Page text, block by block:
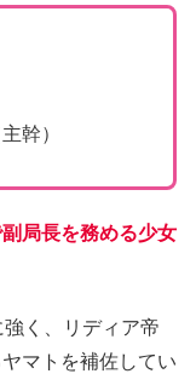
幹）
局長を務める少女
く、リディア帝
マトを補佐してい